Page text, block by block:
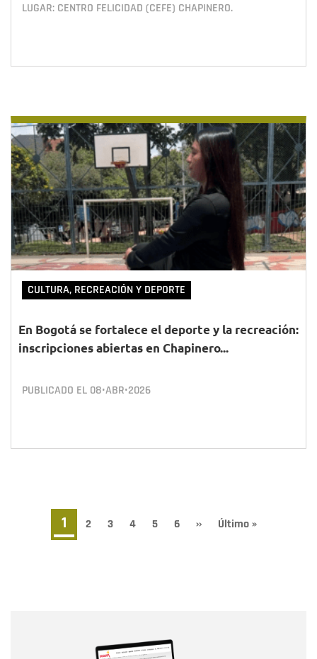
LUGAR: CENTRO FELICIDAD (CEFE) CHAPINERO.
CULTURA, RECREACIÓN Y DEPORTE
En Bogotá se fortalece el deporte y la recreación:
inscripciones abiertas en Chapinero...
PUBLICADO EL 08•ABR•2026
Paginación
Página
actual
1 Page
2 Page
3 Page
4 Page
5 Page
6
Siguiente
››
Última
Último »